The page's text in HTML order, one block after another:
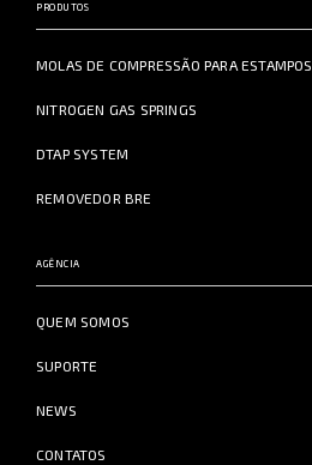
PRODUTOS
MOLAS DE COMPRESSÃO PARA ESTAMPOS
NITROGEN GAS SPRINGS
DTAP SYSTEM
REMOVEDOR BRE
AGÊNCIA
QUEM SOMOS
SUPORTE
NEWS
CONTATOS